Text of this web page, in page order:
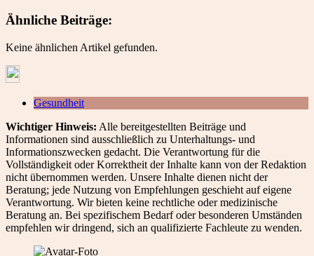
Ähnliche Beiträge:
Keine ähnlichen Artikel gefunden.
Gesundheit
Wichtiger Hinweis: Alle bereitgestellten Beiträge und
Informationen sind ausschließlich zu Unterhaltungs- und
Informationszwecken gedacht. Die Verantwortung für die
Vollständigkeit oder Korrektheit der Inhalte kann von der Redaktion
nicht übernommen werden. Unsere Inhalte dienen nicht der
Beratung; jede Nutzung von Empfehlungen geschieht auf eigene
Verantwortung. Wir bieten keine rechtliche oder medizinische
Beratung an. Bei spezifischem Bedarf oder besonderen Umständen
empfehlen wir dringend, sich an qualifizierte Fachleute zu wenden.